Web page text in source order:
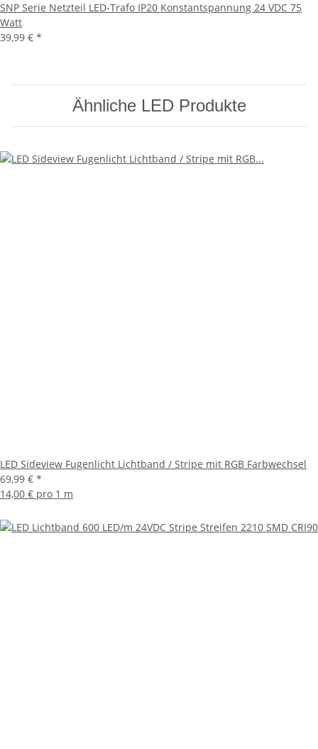
SNP Serie Netzteil LED-Trafo IP20 Konstantspannung 24 VDC 75
Watt
39,99 € *
Ähnliche LED Produkte
LED Sideview Fugenlicht Lichtband / Stripe mit RGB Farbwechsel
69,99 € *
14,00 € pro 1 m